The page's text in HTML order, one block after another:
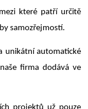
které patří určitě
samozřejmostí.
unikátní automatické
firma dodává ve